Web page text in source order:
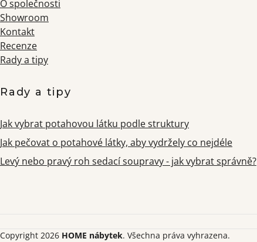
O společnosti
Showroom
Kontakt
Recenze
Rady a tipy
Rady a tipy
Jak vybrat potahovou látku podle struktury
Jak pečovat o potahové látky, aby vydržely co nejdéle
Levý nebo pravý roh sedací soupravy - jak vybrat správně?
Copyright 2026 HOME nábytek. Všechna práva vyhrazena.